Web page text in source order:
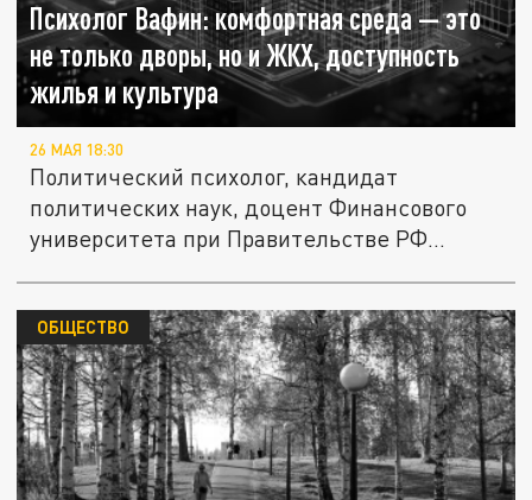
Психолог Вафин: комфортная среда — это
не только дворы, но и ЖКХ, доступность
жилья и культура
26 МАЯ 18:30
Политический психолог, кандидат
политических наук, доцент Финансового
университета при Правительстве РФ
ОБЩЕСТВО